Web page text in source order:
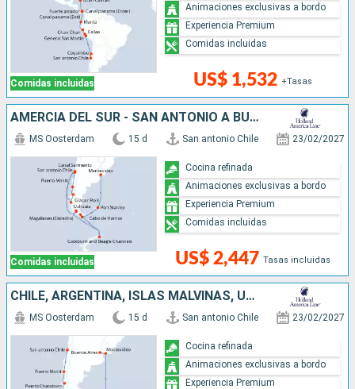
Comidas incluidas US$ 1,532 +Tasas
Animaciones exclusivas a bordo
Experiencia Premium
Comidas incluidas
AMERCIA DEL SUR - SAN ANTONIO A BUENOS AIRES
Comidas incluidas
MS Oosterdam 15 d San antonio Chile 23/02/2027
US$ 2,447 Tasas incluidas
Cocina refinada
Animaciones exclusivas a bordo
Experiencia Premium
Comidas incluidas
CHILE, ARGENTINA, ISLAS MALVINAS, URUGUAY
MS Oosterdam 15 d San antonio Chile 23/02/2027
Cocina refinada
Animaciones exclusivas a bordo
Experiencia Premium